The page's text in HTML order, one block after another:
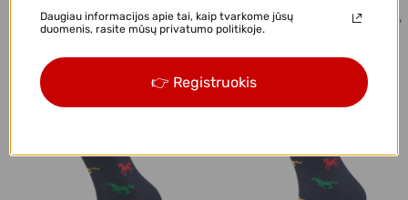
Vaikų kojinės „Myliu Lietuvą“
Vaikų kojinės „LT automobiliai“
Daugiau informacijos apie tai, kaip tvarkome jūsų
duomenis, rasite mūsų privatumo politikoje.
👉 Registruokis